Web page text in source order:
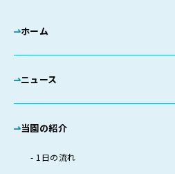
ホーム
ニュース
当園の紹介
1日の流れ